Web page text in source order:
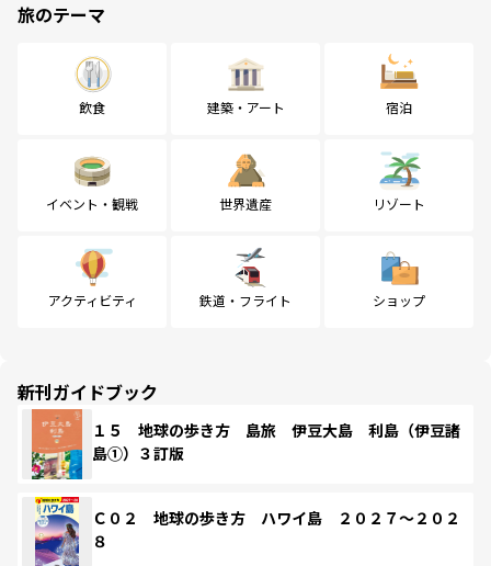
旅のテーマ
飲食 建築・アート 宿泊
イベント・観戦 世界遺産 リゾート
アクティビティ 鉄道・フライト ショップ
新刊ガイドブック
１５ 地球の歩き方 島旅 伊豆大島 利島（伊豆諸
島①）３訂版
Ｃ０２ 地球の歩き方 ハワイ島 ２０２７～２０２
８